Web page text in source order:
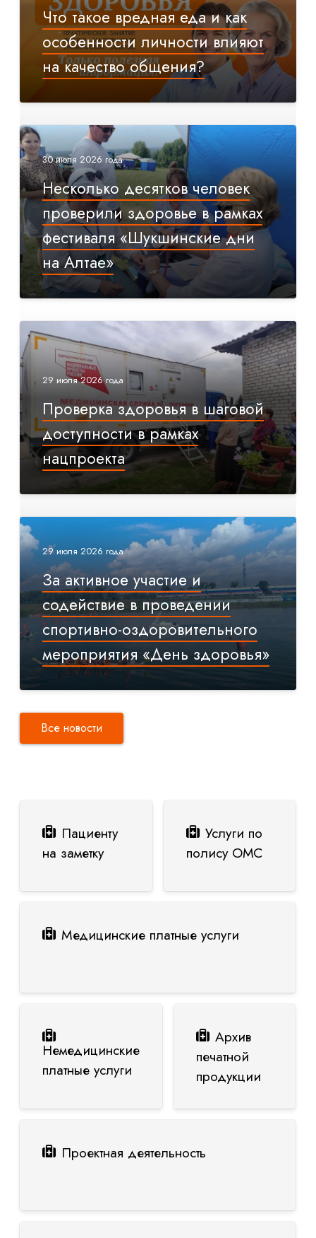
Что такое вредная еда и как
особенности личности влияют
на качество общения?
30 июля 2026 года
Несколько десятков человек
проверили здоровье в рамках
фестиваля «Шукшинские дни
на Алтае»
29 июля 2026 года
Проверка здоровья в шаговой
доступности в рамках
нацпроекта
29 июля 2026 года
За активное участие и
содействие в проведении
спортивно-оздоровительного
мероприятия «День здоровья»
Все новости
Пациенту
на заметку
Услуги по
полису ОМС
Медицинские платные услуги
Немедицинские
платные услуги
Архив
печатной
продукции
Проектная деятельность